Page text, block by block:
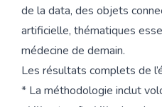
de la data, des objets
artificielle, thématiques
médecine de demain.
Les résultats complets de
* La méthodologie inclut